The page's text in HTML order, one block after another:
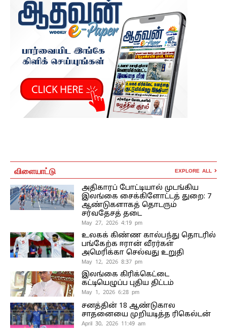
விளையாட்டு EXPLORE ALL
அதிகாரப் போட்டியால் முடங்கிய
இலங்கை சைக்கிளோட்டத் துறை: 7
ஆண்டுகளாகத் தொடரும்
சர்வதேசத் தடை
May 27, 2026 4:19 pm
உலகக் கிண்ண கால்பந்து தொடரில்
பங்கேற்க ஈரான் வீரர்கள்
அமெரிக்கா செல்வது உறுதி
May 12, 2026 8:37 pm
இலங்கை கிரிக்கெட்டை
கட்டியெழுப்ப புதிய திட்டம்
May 1, 2026 6:28 pm
சனத்தின் 18 ஆண்டுகால
சாதனையை முறியடித்த ரிகெல்டன்
April 30, 2026 11:49 am